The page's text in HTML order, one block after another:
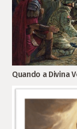
Quando a Divina